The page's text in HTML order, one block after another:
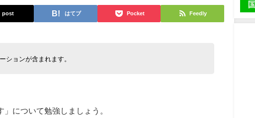
post はてブ Pocket Feedly
ションが含まれます。
について勉強しましょう。